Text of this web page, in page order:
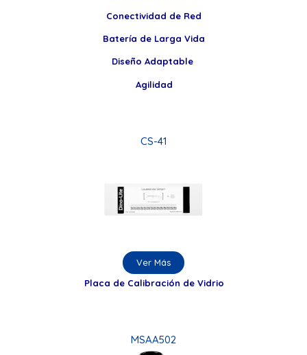
Conectividad de Red
Batería de Larga Vida
Diseño Adaptable
Agilidad
CS-41
Placa de Calibración de Vidrio
Ver Más
MSAA502